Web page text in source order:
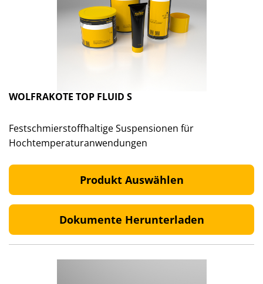
WOLFRAKOTE TOP FLUID S
Festschmierstoffhaltige Suspensionen für
Hochtemperaturanwendungen
Produkt Auswählen
Dokumente Herunterladen